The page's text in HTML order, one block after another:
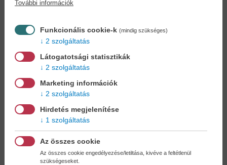
könyve beszerzését!Könyvkereső-szolgálat
Otthonában, kényelmesen
könyvet - tumultus nélkül!
Kedvezmények, nyereményjátékok,
Ön is!
A legelőnyösebb postaköltséggel
További információk
Funkcionális cookie-k (mindig szükséges)
2 szolgáltatás
Látogatotsági statisztikák
2 szolgáltatás
Marketing információk
2 szolgáltatás
Hirdetés megjelenítése
1 szolgáltatás
Az összes cookie
Az összes cookie engedélyezése/letiltása, kivéve a feltétlenül
szükségeseket.